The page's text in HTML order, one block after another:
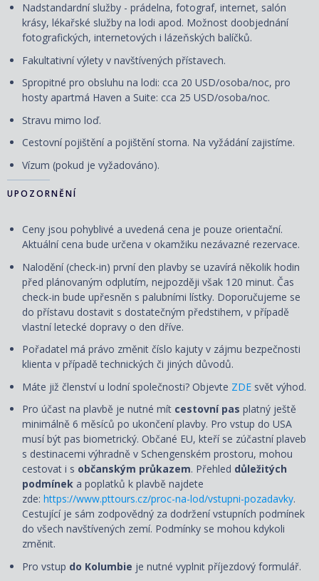
Nadstandardní služby - prádelna, fotograf, internet, salón
krásy, lékařské služby na lodi apod. Možnost doobjednání
fotografických, internetových i lázeňských balíčků.
Fakultativní výlety v navštívených přístavech.
Spropitné pro obsluhu na lodi: cca 20 USD/osoba/noc, pro
hosty apartmá Haven a Suite: cca 25 USD/osoba/noc.
Stravu mimo loď.
Cestovní pojištění a pojištění storna. Na vyžádání zajistíme.
Vízum (pokud je vyžadováno).
UPOZORNĚNÍ
Ceny jsou pohyblivé a uvedená cena je pouze orientační.
Aktuální cena bude určena v okamžiku nezávazné rezervace.
Nalodění (check-in) první den plavby se uzavírá několik hodin
před plánovaným odplutím, nejpozději však 120 minut. Čas
check-in bude upřesněn s palubními lístky. Doporučujeme se
do přístavu dostavit s dostatečným předstihem, v případě
vlastní letecké dopravy o den dříve.
Pořadatel má právo změnit číslo kajuty v zájmu bezpečnosti
klienta v případě technických či jiných důvodů.
Máte již členství u lodní společnosti? Objevte ZDE svět výhod.
Pro účast na plavbě je nutné mít cestovní pas platný ještě
minimálně 6 měsíců po ukončení plavby. Pro vstup do USA
musí být pas biometrický. Občané EU, kteří se zúčastní plaveb
s destinacemi výhradně v Schengenském prostoru, mohou
cestovat i s občanským průkazem. Přehled důležitých
podmínek a poplatků k plavbě najdete
zde: https://www.pttours.cz/proc-na-lod/vstupni-pozadavky.
Cestující je sám zodpovědný za dodržení vstupních podmínek
do všech navštívených zemí. Podmínky se mohou kdykoli
změnit.
Pro vstup do Kolumbie je nutné vyplnit příjezdový formulář.